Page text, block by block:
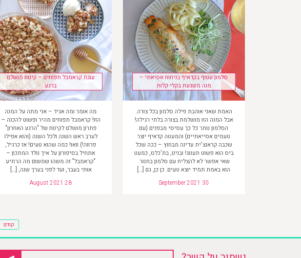
סלמון עטוף בקדאיף בניחוח אסיאתי –
מנה משגעת בקלי קלות
האמת שאני אוהבת פילה סלמון בכל צורה.
אבל המנה הזו מושלמת בצורה בלתי רגילה!
הסלמון נותר כל כך עסיסי מבפנים (עם
טעמים אסייאתיים) והמעטה קדאיף יוצר
שכבה קראנצ'ית עדינה מבחוץ – ככה שכל
ביס הוא פשוט תענוג! ובנינו, בת'כלס, כמעט
שאי אפשר לא להצליח עם סלמון בתנור.
הוא באמת תמיד יוצא טעים. כן כן, גם […]
September 2021 30
עוגת קראמבל תפוחים – קינוח מושלם
ברגע
מה אומר ומה אגיד – אני מתה על המנה
הזו! קראמבל תפוחים מהיר ופשוט להכנה –
פתרון מושלם לקינוח של "הרגע האחרון"
לערב ראש השנה ולכל השנה (והוא אפילו
פרווה!) וואו! כמה שהוא טעים! אז כרגיל,
אתחיל בסיפורון על איך נולד המתכון –
"קראמבל" זה משהו שמשום מה הרתיע
אותי בעבר, ועד לפני בערך שנה, […]
August 2021 28
קודם